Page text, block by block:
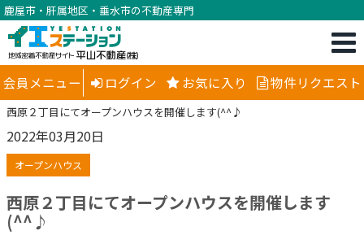
鹿屋市・肝属地区・垂水市の不動産専門
会員メニュー ログイン お気に入り 物件リクエスト
西原２丁目にてオープンハウスを開催します(^^♪
2022年03月20日
オープンハウス
西原２丁目にてオープンハウスを開催します
(^^♪